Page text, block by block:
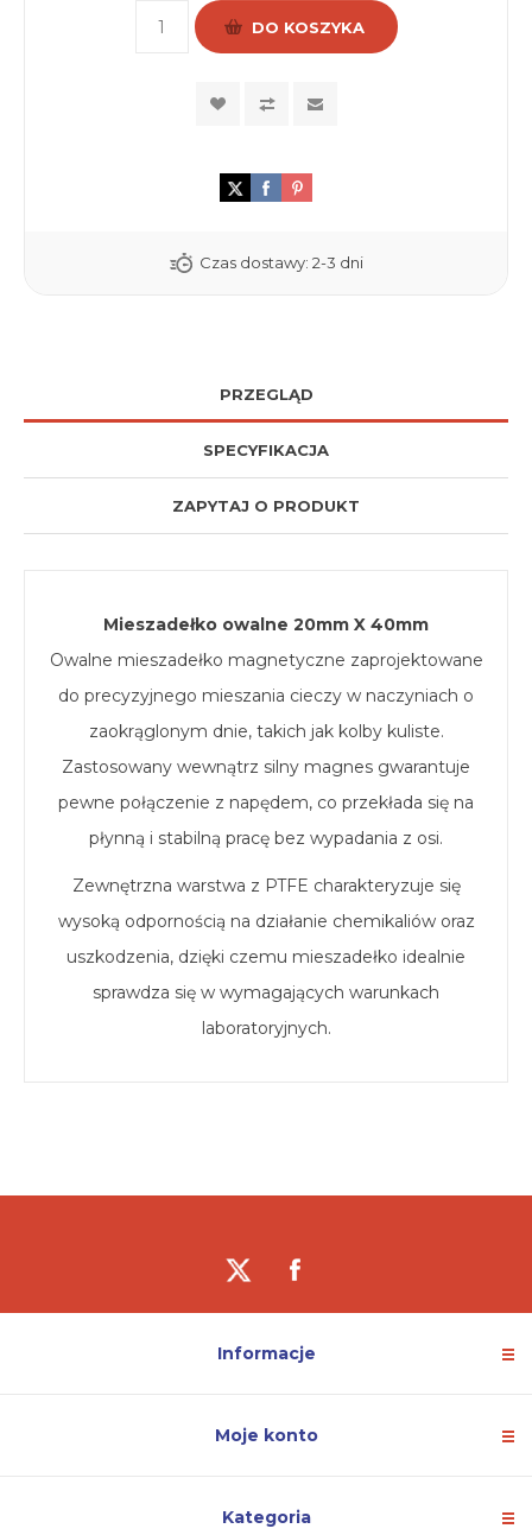
DO KOSZYKA
Czas dostawy: 2-3 dni
PRZEGLĄD
SPECYFIKACJA
ZAPYTAJ O PRODUKT
Mieszadełko owalne 20mm X 40mm
Owalne mieszadełko magnetyczne zaprojektowane
do precyzyjnego mieszania cieczy w naczyniach o
zaokrąglonym dnie, takich jak kolby kuliste.
Zastosowany wewnątrz silny magnes gwarantuje
pewne połączenie z napędem, co przekłada się na
płynną i stabilną pracę bez wypadania z osi.
Zewnętrzna warstwa z PTFE charakteryzuje się
wysoką odpornością na działanie chemikaliów oraz
uszkodzenia, dzięki czemu mieszadełko idealnie
sprawdza się w wymagających warunkach
laboratoryjnych.
Informacje
Moje konto
Kategoria